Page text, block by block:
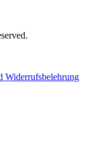
Widerrufsbelehrung